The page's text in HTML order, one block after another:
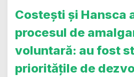
Costești și Hansca
procesul de
voluntară: au fost
prioritățile de